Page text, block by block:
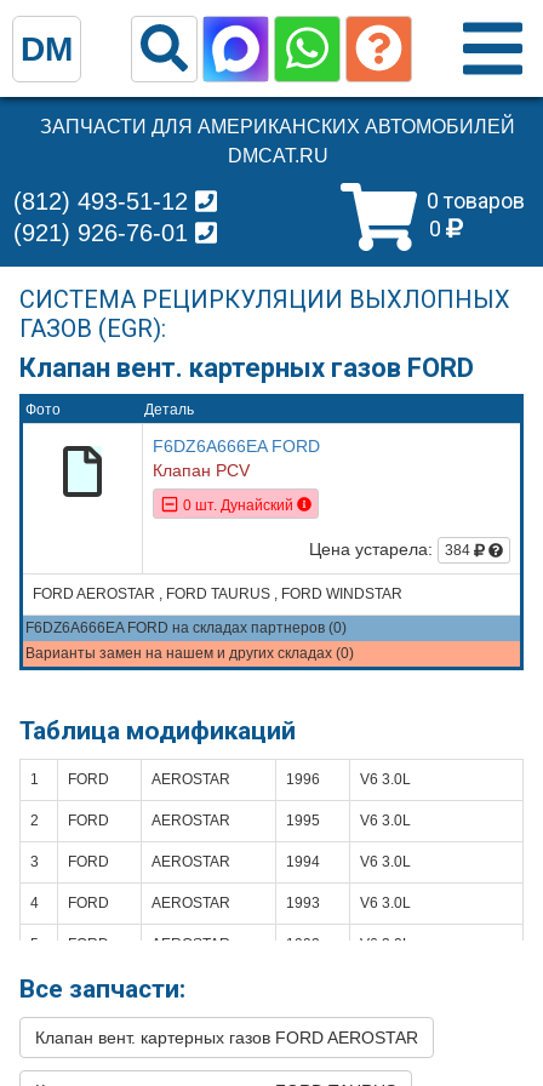
ЗАПЧАСТИ ДЛЯ АМЕРИКАНСКИХ АВТОМОБИЛЕЙ
DMCAT.RU
0 товаров
0
(812) 493-51-12
(921) 926-76-01
СИСТЕМА РЕЦИРКУЛЯЦИИ ВЫХЛОПНЫХ
ГАЗОВ (EGR):
Клапан вент. картерных газов FORD
Фото Деталь
F6DZ6A666EA FORD
Клапан PCV
0 шт. Дунайский
Цена устарела: 384
FORD AEROSTAR , FORD TAURUS , FORD WINDSTAR
F6DZ6A666EA FORD на складах партнеров (0)
Варианты замен на нашем и других складах (0)
Таблица модификаций
1 FORD AEROSTAR 1996 V6 3.0L
2 FORD AEROSTAR 1995 V6 3.0L
3 FORD AEROSTAR 1994 V6 3.0L
4 FORD AEROSTAR 1993 V6 3.0L
5 FORD AEROSTAR 1992 V6 3.0L
6 FORD AEROSTAR
8 FORD AEROSTAR 1989 V6 3.0L
Все запчасти:
Клапан вент. картерных газов FORD AEROSTAR
DM